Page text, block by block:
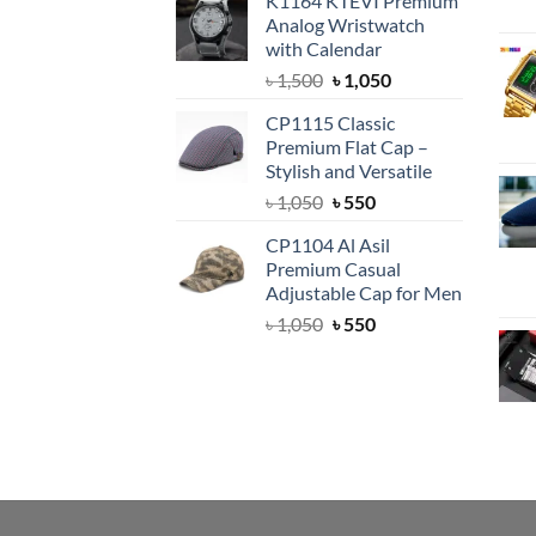
was:
৳ 1,500.
is:
৳ 1,050.
Analog Wristwatch
with Calendar
৳1,500 Original
was:
৳ 1,500.
৳1,050Current
is:
৳ 1,050.
CP1115 Classic
Premium Flat Cap –
Stylish and Versatile
৳1,050 Original
was:
৳ 1,050.
৳550Current
is:
৳ 550.
CP1104 Al Asil
Premium Casual
Adjustable Cap for Men
৳1,050 Original
৳550Current